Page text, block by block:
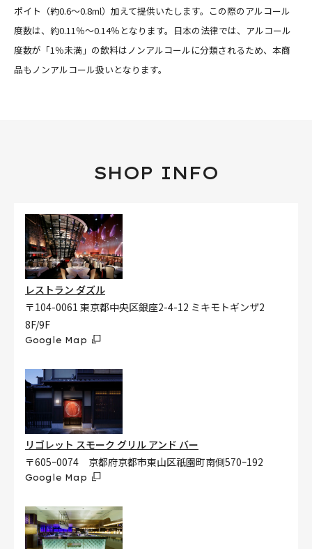
ポイト（約0.6〜0.8ml）加えて提供いたします。この際のアルコール
度数は、約0.11％〜0.14％となります。日本の法律では、アルコール
度数が「1％未満」の飲料はノンアルコールに分類されるため、本商
品もノンアルコール扱いとなります。
SHOP INFO
レストラン ダズル
〒104-0061 東京都中央区銀座2-4-12 ミキモトギンザ2
8F/9F
Google Map
リゴレット スモーク グリル アンド バー
〒605ｰ0074 京都府京都市東山区祇園町南側570ｰ192
Google Map